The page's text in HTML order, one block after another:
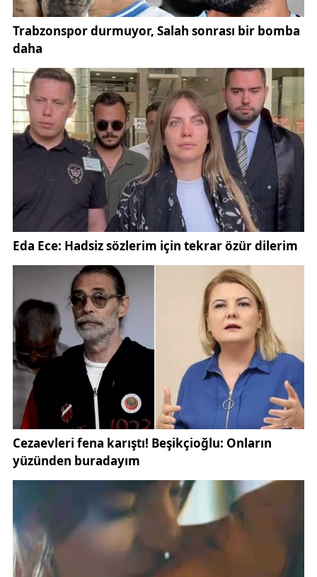
açısından da umut verdi.
İlkbahar aylarının yaklaşmasıyla birlikte göç rotaları
uğraması bekleniyor. Bölge, geçmiş yıllarda farklı su
kuşu türlerinin konaklama ve beslenme alanı olarak
kullanıldığı önemli bir doğal yaşam sahası olarak
biliniyor.
Sivas’ta doğa turizmi ve çevre bilinci kapsamında
yapılan çalışmalar da bu tür alanların korunmasına
yönelik farkındalığın artmasını sağlıyor. Kentteki
güncel çevre ve doğa gelişmeleri içinSivas
haberleri kategorisi üzerinden detaylı bilgilere
ulaşılabiliyor.
Uzmanlara göre gölün yeniden suyla dolmasında en
önemli etken, kış aylarında görülen yoğun kar yağışı
ve ardından gerçekleşen kar erimesi oldu. Kar
sularının göl havzasına ulaşması, kuruyan zeminin
yeniden suyla kaplanmasını sağladı.
Meteorolojik veriler, Sivas ve çevresinde bu yıl kış
mevsiminin önceki yıllara göre daha yağışlı geçtiğini
ortaya koyuyor. Resmi meteorolojik bilgilere, Türkiye
Meteoroloji Genel Müdürlüğü
üzerinden
Gölün su tutması, yalnızca görsel anlamda değil,
bölgedeki biyolojik çeşitlilik açısından da büyük